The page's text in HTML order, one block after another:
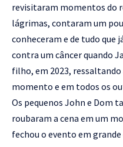
revisitaram momentos do
lágrimas, contaram um
conheceram e de tudo que
contra um câncer quando
filho, em 2023,
momento e em todos os
Os pequenos John e Dom
roubaram a cena em um
fechou o evento em